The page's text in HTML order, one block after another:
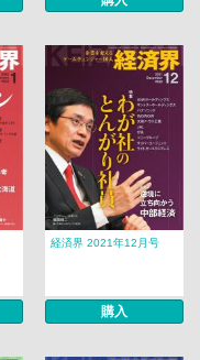
経済界 2021年12月号
購入